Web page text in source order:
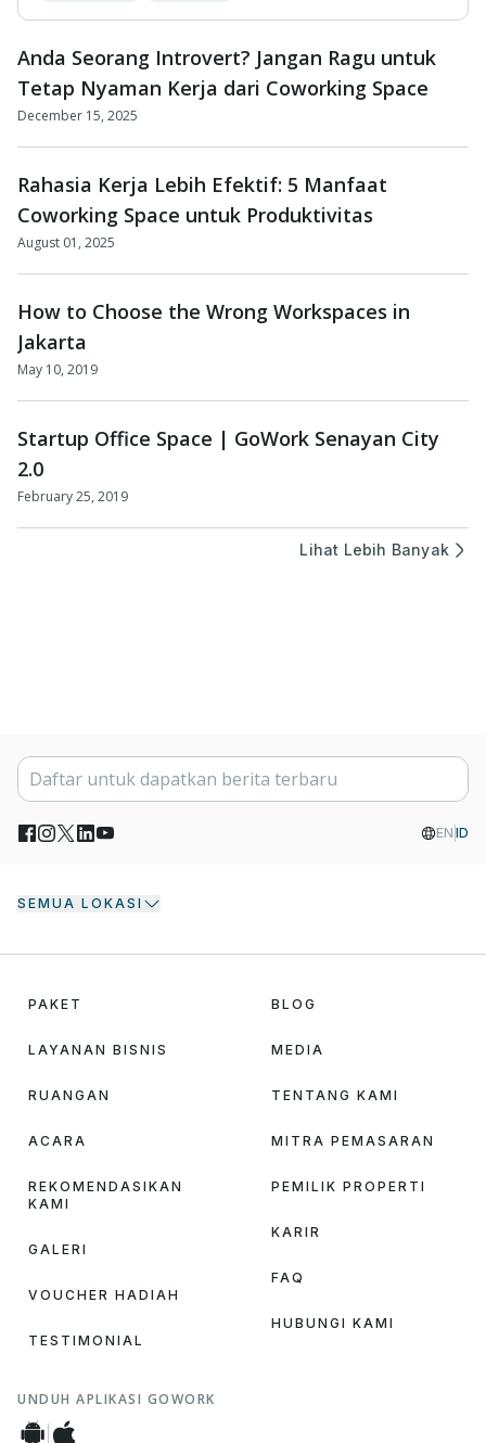
Anda Seorang Introvert? Jangan Ragu untuk
Tetap Nyaman Kerja dari Coworking Space
December 15, 2025
Rahasia Kerja Lebih Efektif: 5 Manfaat
Coworking Space untuk Produktivitas
August 01, 2025
How to Choose the Wrong Workspaces in
Jakarta
May 10, 2019
Startup Office Space | GoWork Senayan City
2.0
February 25, 2019
Lihat Lebih Banyak
EN ID
SEMUA LOKASI
PAKET
LAYANAN BISNIS
RUANGAN
ACARA
REKOMENDASIKAN
KAMI
GALERI
VOUCHER HADIAH
TESTIMONIAL
BLOG
MEDIA
TENTANG KAMI
MITRA PEMASARAN
PEMILIK PROPERTI
KARIR
FAQ
HUBUNGI KAMI
UNDUH APLIKASI GOWORK